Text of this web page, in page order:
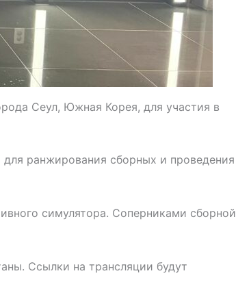
Сеул, Южная Корея, для участия в
ранжирования сборных и проведения
симулятора. Соперниками сборной
Ссылки на трансляции будут